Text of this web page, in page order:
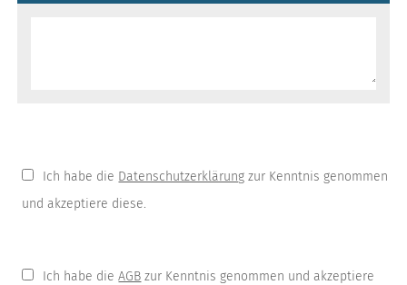
Ich habe die Datenschutzerklärung zur Kenntnis genommen
und akzeptiere diese.
Ich habe dieAGB zur Kenntnis genommen und akzeptiere